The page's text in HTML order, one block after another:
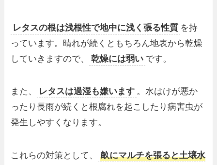
レタスの根は浅根性で地中に浅く張る性質 を持
っています。晴れが続くともちろん地表から乾燥
していきますので、
乾燥には弱い です。
また、 レタスは過湿も嫌います 。水はけが悪か
ったり長雨が続くと根腐れを起こしたり病害虫が
発生しやすくなります。
これらの対策として、
畝にマルチを張ると土壌水